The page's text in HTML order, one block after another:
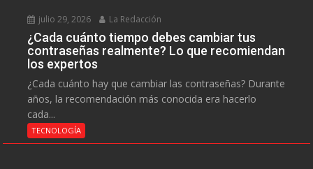
julio 29, 2026 La Redacción
¿Cada cuánto tiempo debes cambiar tus
contraseñas realmente? Lo que recomiendan
los expertos
¿Cada cuánto hay que cambiar las contraseñas? Durante
años, la recomendación más conocida era hacerlo
cada...
TECNOLOGÍA